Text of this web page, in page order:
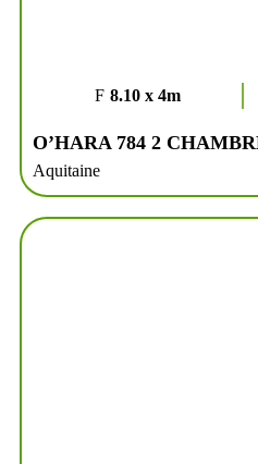
8.10 x 4m
O’HARA 784 2
Aquitaine